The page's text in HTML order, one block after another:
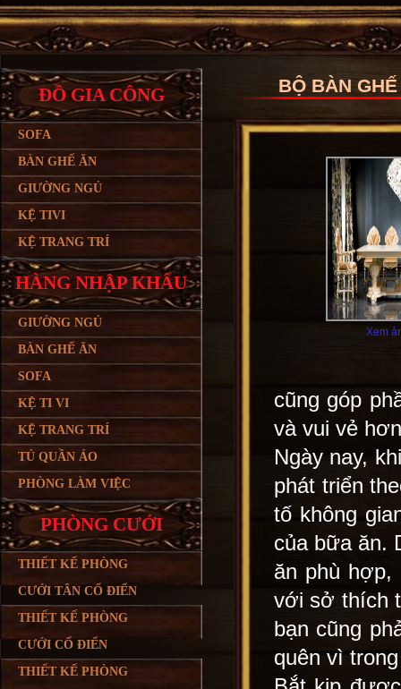
ĐỒ GIA CÔNG
SOFA
BÀN GHẾ ĂN
GIƯỜNG NGỦ
KỆ TIVI
KỆ TRANG TRÍ
HÀNG NHẬP KHẨU
GIƯỜNG NGỦ
BÀN GHẾ ĂN
SOFA
KỆ TI VI
KỆ TRANG TRÍ
TỦ QUẦN ÁO
PHÒNG LÀM VIỆC
PHÒNG CƯỚI
THIẾT KẾ PHÒNG
CƯỚI TÂN CỔ ĐIỂN
THIẾT KẾ PHÒNG
CƯỚI CỔ ĐIỂN
THIẾT KẾ PHÒNG
BỘ BÀN
Xem
cũng góp
và vui vẻ
Ngày nay,
phát triển
tố không
của bữa ăn.
ăn phù hợp,
với sở thích
bạn cũng
quên vì